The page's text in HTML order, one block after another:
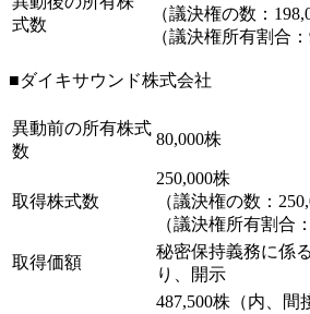
式数
（議決権の数：
（議決権所有割合：
■ダイキサウンド株式会社
異動前の所有株式
数
80,000株
取得株式数
250,000株
（議決権の数：
（議決権所有割合
取得価額
秘密保持義務に係
り、開示
487,500株（内、間